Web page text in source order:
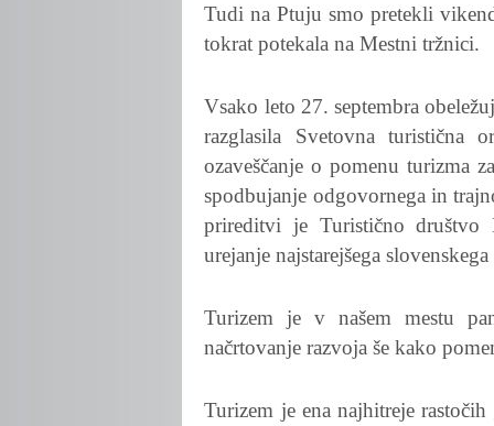
Tudi na Ptuju smo pretekli
tokrat potekala na Mestni tržnici.
Vsako leto 27. septembra
razglasila Svetovna turistična
ozaveščanje o pomenu turizma
spodbujanje odgovornega in
prireditvi je Turistično društvo
urejanje najstarejšega slovenskega
Turizem je v našem mestu
načrtovanje razvoja še kako
Turizem je ena najhitreje